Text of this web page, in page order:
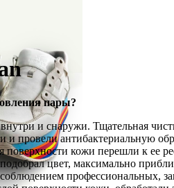
пары?
и снаружи. Тщательная
и провели антибактериальную
поверхности кожи перешли к ее
подобрал цвет, максимально
профессиональных,